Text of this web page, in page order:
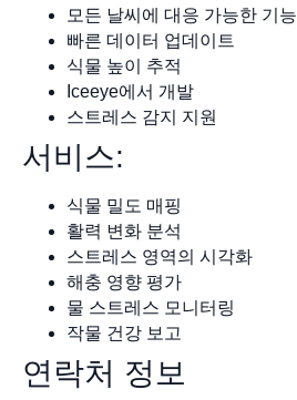
모든 날씨에 대응 가능한 기능
빠른 데이터 업데이트
식물 높이 추적
Iceeye에서 개발
스트레스 감지 지원
서비스:
식물 밀도 매핑
활력 변화 분석
스트레스 영역의 시각화
해충 영향 평가
물 스트레스 모니터링
작물 건강 보고
연락처 정보